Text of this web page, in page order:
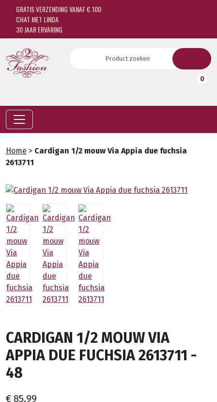
GRATIS VERZENDING VANAF € 100
CHAT MET LINDA
30 JAAR ERVARING
0
Home > Cardigan 1/2 mouw Via Appia due fuchsia
2613711
CARDIGAN 1/2 MOUW VIA
APPIA DUE FUCHSIA 2613711 -
48
€ 85,99